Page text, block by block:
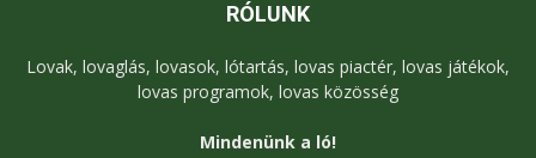
RÓLUNK
Lovak, lovaglás, lovasok, lótartás, lovas piactér, lovas játékok,
lovas programok, lovas közösség
Mindenünk a ló!